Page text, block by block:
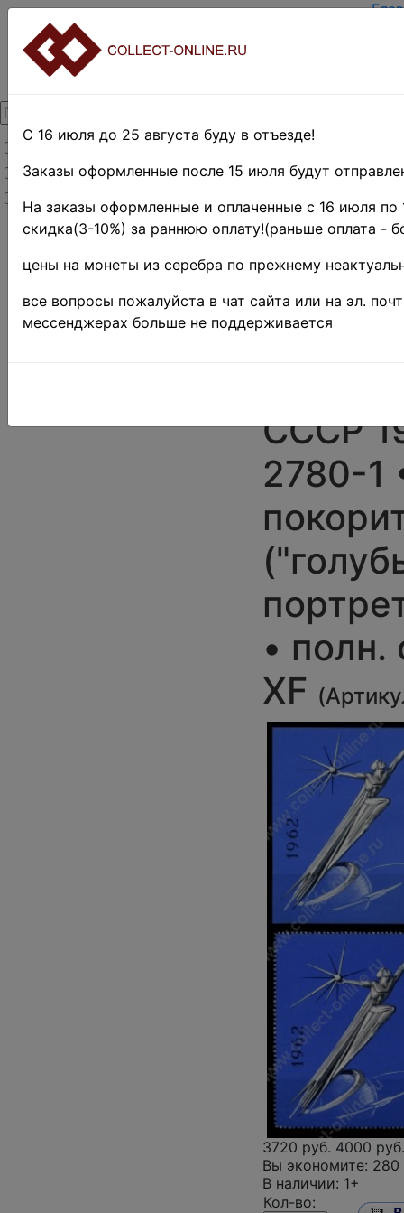
Товары со скидкой
Товары в наличии
Новинки
Главная»
»РСФСР -
СССР -
1918 - 1991
»СССР
СССР
2780-1
• полн.
XF (
3720 руб. 4000 руб.
Вы экономите: 280
В наличии: 1+
Кол-во:
С 16 июля до 25 августа буду в отъезде!
Заказы оформленные после 15 июля будут
На заказы оформленные и оплаченные с 16 июля по
скидка(3-10%) за раннюю оплату!(раньше оплата -
цены на монеты из серебра по прежнему
все вопросы пожалуйста в чат сайта или на эл.
мессенджерах больше не поддерживается